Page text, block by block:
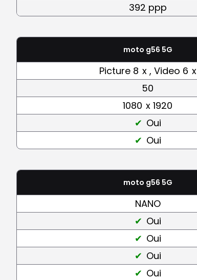
392 ppp
moto g56 5G
Picture 8 x , Video 6 x
50
1080 x 1920
Oui
Oui
moto g56 5G
NANO
Oui
Oui
Oui
Oui